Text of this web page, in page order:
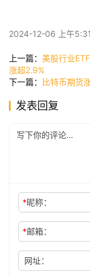
讯
公
司
技
2024-12-06 上午5:31
上一篇： 美股行业
涨超2.9%
下一篇： 比特币期货
发表回复
*昵称：
*邮箱：
网址：